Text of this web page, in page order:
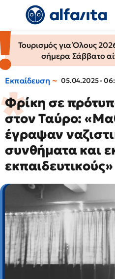
Τουρισμός για Όλους
σήμερα Σάββατο
Εκπαίδευση 05.04.2025 -
Φρίκη σε
στον Ταύρο:
έγραψαν
συνθήματα και
εκπαιδευτικούς»